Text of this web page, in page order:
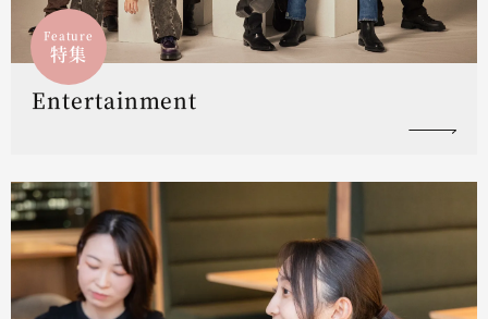
Feature
特集
Entertainment